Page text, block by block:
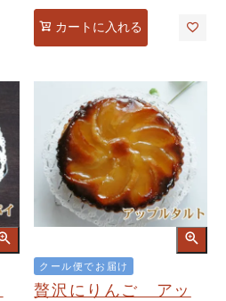
カートに入れる
クール便でお届け
贅沢にりんご アッ